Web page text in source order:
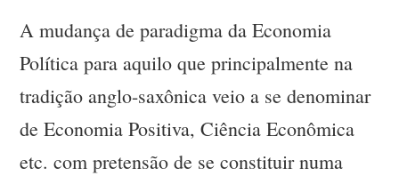
A mudança de paradigma da Economia
Política para aquilo que principalmente na
tradição anglo-saxônica veio a se denominar
de Economia Positiva, Ciência Econômica
etc. com pretensão de se constituir numa